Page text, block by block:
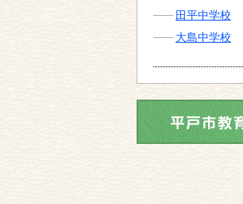
田平中学校
大島中学校